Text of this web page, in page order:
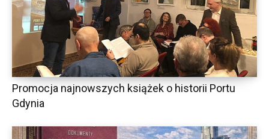
Promocja najnowszych książek o historii Portu
Gdynia